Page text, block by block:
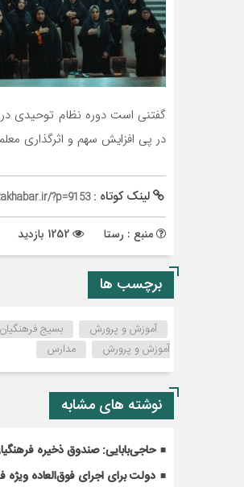
گفتنی است دوره نظام توحیدی در
در پی افزایش سهم و اثرگذاری
لینک کوتاه :?p=9153
منبع : رستا
برچسب ها
آموزش و پرورش بسیج فرهنگیان
آموزش و پرورش
مدارس
نوشته های مشابه
حاجی‌بابایی: صندوق ذخیره
دولت برای اجرای فوق‌العاده